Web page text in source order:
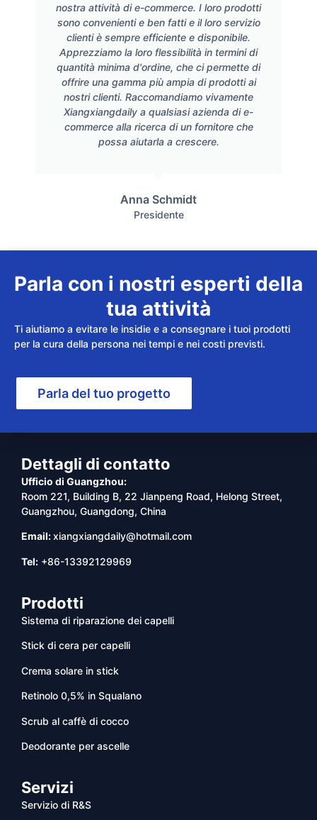
nostra attività di e-commerce. I loro prodotti
sono convenienti e ben fatti e il loro servizio
clienti è sempre efficiente e disponibile.
Apprezziamo la loro flessibilità in termini di
quantità minima d'ordine, che ci permette di
offrire una gamma più ampia di prodotti ai
nostri clienti. Raccomandiamo vivamente
Xiangxiangdaily a qualsiasi azienda di e-
commerce alla ricerca di un fornitore che
possa aiutarla a crescere.
Anna Schmidt
Presidente
Parla con i nostri esperti della
tua attività
Ti aiutiamo a evitare le insidie e a consegnare i tuoi prodotti
per la cura della persona nei tempi e nei costi previsti.
Parla del tuo progetto
Dettagli di contatto
Ufficio di Guangzhou:
Room 221, Building B, 22 Jianpeng Road, Helong Street,
Guangzhou, Guangdong, China
Email:xiangxiangdaily@hotmail.com
Tel: +86-13392129969
Prodotti
Sistema di riparazione dei capelli
Stick di cera per capelli
Crema solare in stick
Retinolo 0,5% in Squalano
Scrub al caffè di cocco
Deodorante per ascelle
Servizi
Servizio di R&S